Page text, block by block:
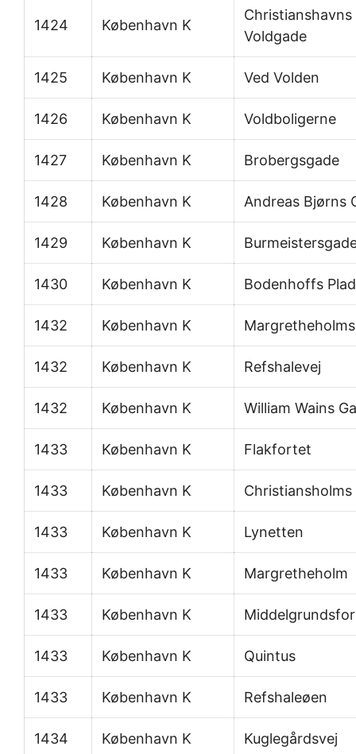
1424 København K
Christianshavns
Voldgade
1425 København K Ved Volden
1426 København K Voldboligerne
1427 København K Brobergsgade
1428 København K Andreas Bjørns
1429 København K
1430 København K Bodenhoffs
1432 København K
1432 København K Refshalevej
1432 København K William Wains
1433 København K Flakfortet
1433 København K
1433 København K Lynetten
1433 København K Margretheholm
1433 København K
1433 København K Quintus
1433 København K Refshaleøen
1434 København K Kuglegårdsvej